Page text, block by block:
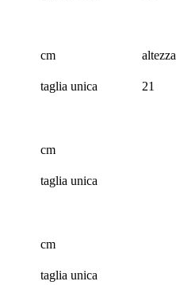
cm altezza
taglia unica 21
cm
taglia unica
cm
taglia unica